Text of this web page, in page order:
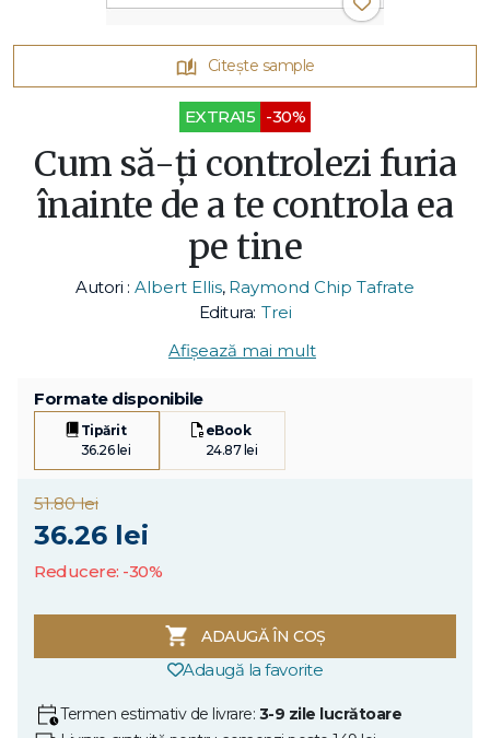
Citește sample
EXTRA15 -30%
Cum să-ţi controlezi furia
înainte de a te controla ea
pe tine
Autori : Albert Ellis, Raymond Chip Tafrate
Editura: Trei
Afișează mai mult
Formate disponibile
Tipărit
36.26 lei
eBook
24.87 lei
51.80 lei
36.26 lei
Reducere: -30%
ADAUGĂ ÎN COȘ
Adaugă la favorite
Termen estimativ de livrare: 3-9 zile lucrătoare